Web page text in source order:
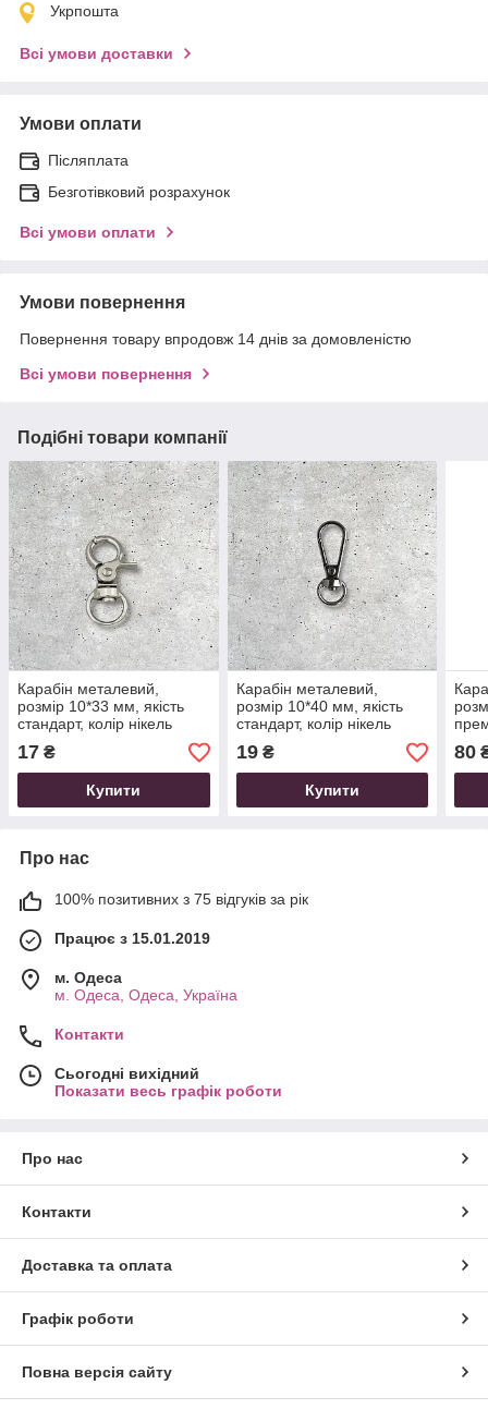
Укрпошта
Всі умови доставки
Умови оплати
Післяплата
Безготівковий розрахунок
Всі умови оплати
Умови повернення
Повернення товару впродовж 14 днів за домовленістю
Всі умови повернення
Подібні товари компанії
Карабін металевий,
розмір 10*33 мм, якість
стандарт, колір нікель
17 ₴
Купити
Карабін металевий,
розмір 10*40 мм, якість
стандарт, колір нікель
19₴
Купити
80
Про нас
100% позитивних з 75 відгуків за рік
Працює з 15.01.2019
м. Одеса
м. Одеса, Одеса, Україна
Контакти
Сьогодні вихідний
Показати весь графік роботи
Про нас
Контакти
Доставка та оплата
Графік роботи
Повна версія сайту